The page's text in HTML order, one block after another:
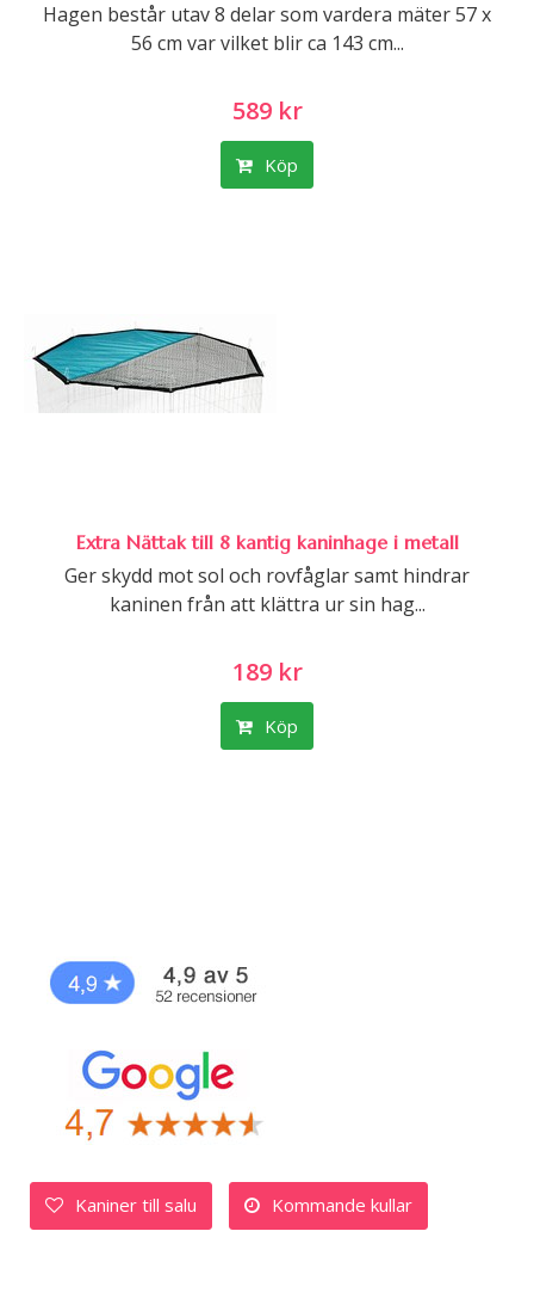
Hagen består utav 8 delar som vardera mäter 57 x
56 cm var vilket blir ca 143 cm...
589 kr
Köp
Extra Nättak till 8 kantig kaninhage i metall
Ger skydd mot sol och rovfåglar samt hindrar
kaninen från att klättra ur sin hag...
189 kr
Köp
Kaniner till salu Kommande kullar